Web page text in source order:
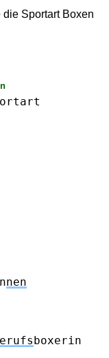
Sportart Boxen
nen
boxerin